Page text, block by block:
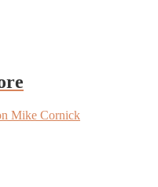
Mike Cornick